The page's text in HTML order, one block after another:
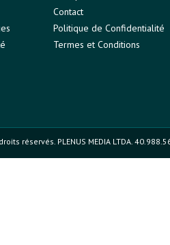
Contact
Politique de Confidentialité
Termes et Conditions
réservés. PLENUS MEDIA LTDA.